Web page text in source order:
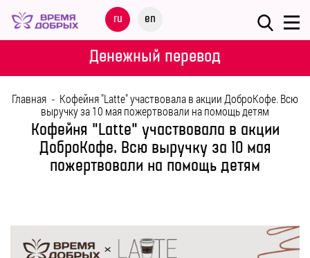
ru en
Меню
НАШИ
ДЕТИ
ПРОГРАММЫ
МЕРОПРИЯТИЯ
Денежный перевод
Главная - Кофейня "Latte" участвовала в акции ДоброКофе. Всю
выручку за 10 мая пожертвовали на помощь детям
Кофейня "Latte" участвовала в акции
ДоброКофе. Всю выручку за 10 мая
пожертвовали на помощь детям